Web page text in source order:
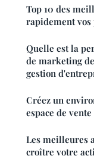
Top 10 des
rapidement vos
Quelle est la
de marketing
gestion
Créez un
espace de vente
Les meilleures
croître votre